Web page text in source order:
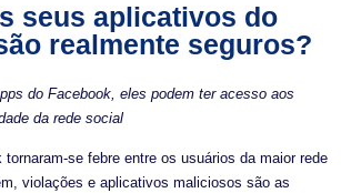
seus aplicativos do
realmente seguros?
do Facebook, eles podem ter acesso aos
da rede social
se febre entre os usuários da maior rede
violações e aplicativos maliciosos são as